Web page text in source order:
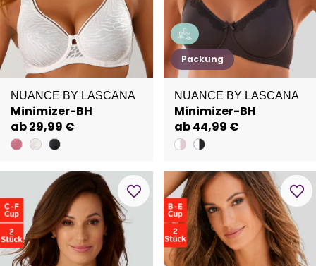
NUANCE BY LASCANA
Minimizer-BH
ab 29,99 €
Packung
NUANCE BY LASCANA
Minimizer-BH
ab 44,99 €